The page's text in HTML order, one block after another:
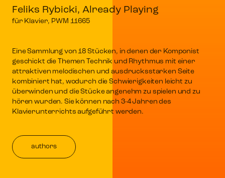
Feliks Rybicki, Already Playing
für Klavier, PWM 11665
Eine Sammlung von 18 Stücken, in denen der Komponist
geschickt die Themen Technik und Rhythmus mit einer
attraktiven melodischen und ausdrucksstarken Seite
kombiniert hat, wodurch die Schwierigkeiten leicht zu
überwinden und die Stücke angenehm zu spielen und zu
hören wurden. Sie können nach 3-4 Jahren des
Klavierunterrichts aufgeführt werden.
authors